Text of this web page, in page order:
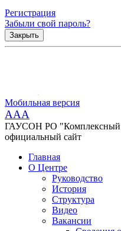
Регистрация
Забыли свой пароль?
Закрыть
Мобильная версия
AAA
ГАУСОН РО "Комплексный
официальный сайт
Главная
О Центре
Руководство
История
Структура
Видео
Вакансии